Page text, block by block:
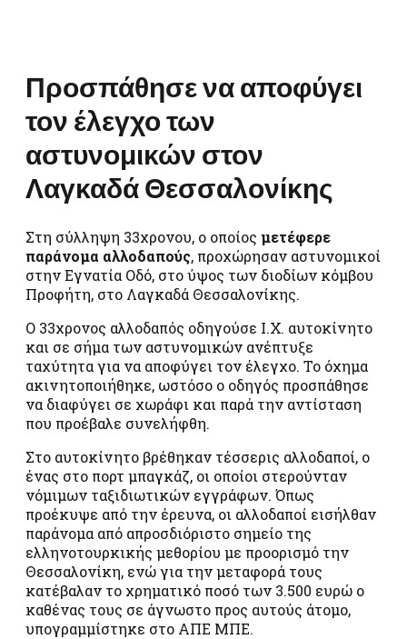
Προσπάθησε να αποφύγει
τον έλεγχο των
αστυνομικών στον
Λαγκαδά Θεσσαλονίκης
Στη σύλληψη 33χρονου, ο οποίος μετέφερε
παράνομα αλλοδαπούς, προχώρησαν αστυνομικοί
στην Εγνατία Οδό, στο ύψος των διοδίων κόμβου
Προφήτη, στο Λαγκαδά Θεσσαλονίκης.
Ο 33χρονος αλλοδαπός οδηγούσε Ι.Χ. αυτοκίνητο
και σε σήμα των αστυνομικών ανέπτυξε
ταχύτητα για να αποφύγει τον έλεγχο. Το όχημα
ακινητοποιήθηκε, ωστόσο ο οδηγός προσπάθησε
να διαφύγει σε χωράφι και παρά την αντίσταση
που προέβαλε συνελήφθη.
Στο αυτοκίνητο βρέθηκαν τέσσερις αλλοδαποί, ο
ένας στο πορτ μπαγκάζ, οι οποίοι στερούνταν
νόμιμων ταξιδιωτικών εγγράφων. Όπως
προέκυψε από την έρευνα, οι αλλοδαποί εισήλθαν
παράνομα από απροσδιόριστο σημείο της
ελληνοτουρκικής μεθορίου με προορισμό την
Θεσσαλονίκη, ενώ για την μεταφορά τους
κατέβαλαν το χρηματικό ποσό των 3.500 ευρώ ο
καθένας τους σε άγνωστο προς αυτούς άτομο,
υπογραμμίστηκε στο ΑΠΕ ΜΠΕ.